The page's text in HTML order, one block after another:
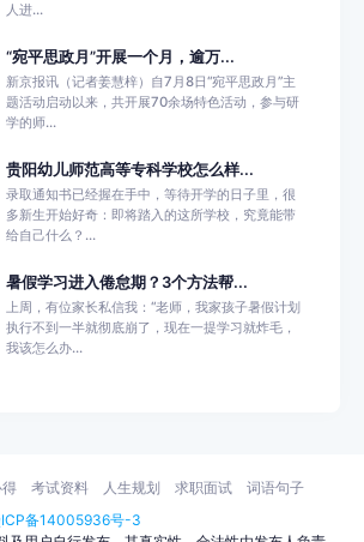
人进...
“宛平思政月”开展一个月，逾万...
新京报讯（记者姜慧梓）自7月8日“宛平思政月”主
题活动启动以来，共开展70余场特色活动，参与研
学的师...
贵阳幼儿师范高等专科学校怎么样...
录取通知书已经握在手中，等待开学的日子里，很
多新生开始好奇：即将踏入的这所学校，究竟能带
给自己什么？...
暑假学习进入倦怠期？3个方法帮...
上周，有位家长私信我：“老师，我家孩子暑假计划
执行不到一半就彻底崩了，现在一提学习就炸毛，
我该怎么办...
备14005936号-3
考试资料 人生规划 求职面试 词语句子